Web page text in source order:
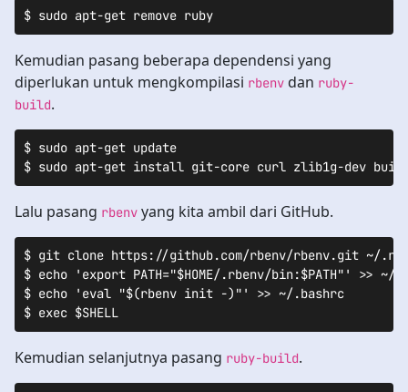
$ sudo apt-get remove ruby
Kemudian pasang beberapa dependensi yang
diperlukan untuk mengkompilasi rbenv dan ruby-
build.
$ sudo apt-get update
$ sudo apt-get install git-core curl zlib1g-dev
Lalu pasang rbenv yang kita ambil dari GitHub.
$ git clone https://github.com/rbenv/rbenv.git ~/
$ echo 'export PATH="$HOME/.rbenv/bin:$PATH"' >> ~/
$ echo 'eval "$(rbenv init -)"' >> ~/.bashrc
$ exec $SHELL
Kemudian selanjutnya pasang ruby-build.